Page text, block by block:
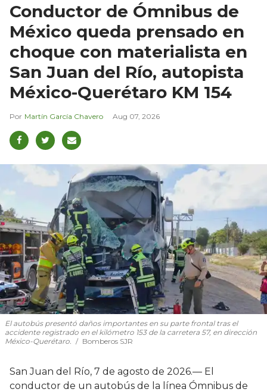
Conductor de Ómnibus de
México queda prensado en
choque con materialista en
San Juan del Río, autopista
México-Querétaro KM 154
Martín García Chavero Aug 07, 2026
El autobús presentó daños importantes en su parte frontal tras el
accidente registrado en el kilómetro 153 de la carretera 57, en dirección
México-Querétaro.
Bomberos SJR
San Juan del Río, 7 de agosto de 2026.— El
conductor de un autobús de la línea Ómnibus de